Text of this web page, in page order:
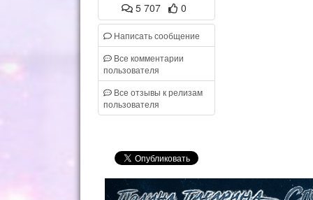
5 707 0
Написать сообщение
Все комментарии
пользователя
Все отзывы к релизам
пользователя